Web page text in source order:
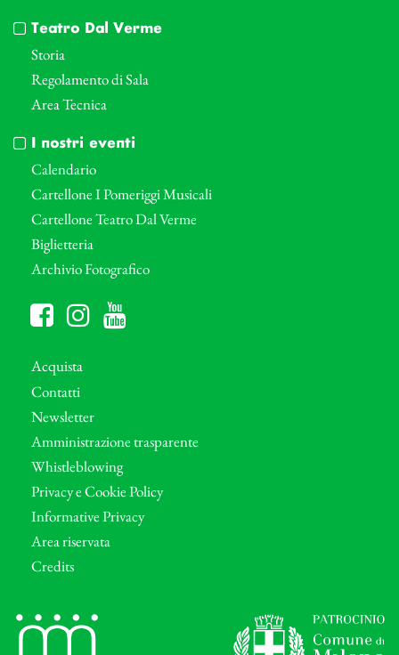
Teatro Dal Verme
Storia
Regolamento di Sala
Area Tecnica
I nostri eventi
Calendario
Cartellone I Pomeriggi Musicali
Cartellone Teatro Dal Verme
Biglietteria
Archivio Fotografico
Acquista
Contatti
Newsletter
Amministrazione trasparente
Whistleblowing
Privacy e Cookie Policy
Informative Privacy
Area riservata
Credits